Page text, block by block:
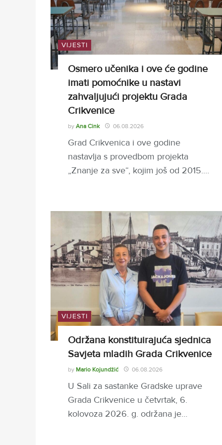
VIJESTI
Osmero učenika i ove će godine
imati pomoćnike u nastavi
zahvaljujući projektu Grada
Crikvenice
by Ana Cink 06.08.2026
Grad Crikvenica i ove godine
nastavlja s provedbom projekta
„Znanje za sve“, kojim još od 2015.…
VIJESTI
Održana konstituirajuća sjednica
Savjeta mladih Grada Crikvenice
by Mario Kojundžić 06.08.2026
U Sali za sastanke Gradske uprave
Grada Crikvenice u četvrtak, 6.
kolovoza 2026. g. održana je…